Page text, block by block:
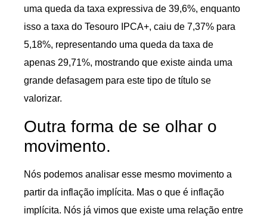
uma queda da taxa expressiva de 39,6%, enquanto
isso a taxa do Tesouro IPCA+, caiu de 7,37% para
5,18%, representando uma queda da taxa de
apenas 29,71%, mostrando que existe ainda uma
grande defasagem para este tipo de título se
valorizar.
Outra forma de se olhar o
movimento.
Nós podemos analisar esse mesmo movimento a
partir da inflação implícita. Mas o que é inflação
implícita. Nós já vimos que existe uma relação entre